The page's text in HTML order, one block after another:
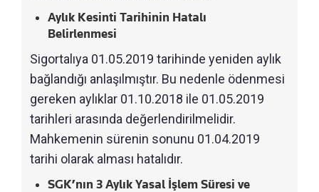
Aylık Kesinti Tarihinin Hatalı
Belirlenmesi
Sigortalıya 01.05.2019 tarihinde yeniden aylık
bağlandığı anlaşılmıştır. Bu nedenle ödenmesi
gereken aylıklar 01.10.2018 ile 01.05.2019
tarihleri arasında değerlendirilmelidir.
Mahkemenin sürenin sonunu 01.04.2019
tarihi olarak alması hatalıdır.
SGK’nın 3 Aylık Yasal İşlem Süresi ve